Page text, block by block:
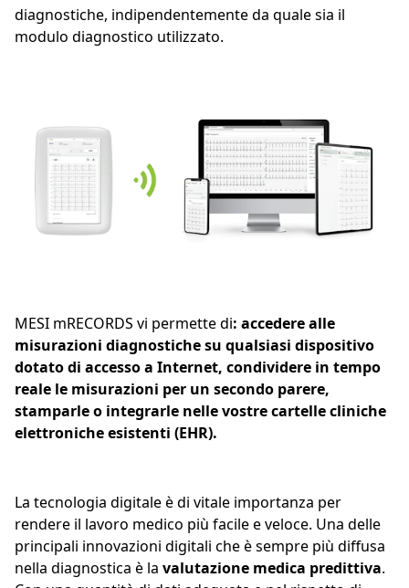
diagnostiche, indipendentemente da quale sia il
modulo diagnostico utilizzato.
MESI mRECORDS vi permette di: accedere alle
misurazioni diagnostiche su qualsiasi dispositivo
dotato di accesso a Internet, condividere in tempo
reale le misurazioni per un secondo parere,
stamparle o integrarle nelle vostre cartelle cliniche
elettroniche esistenti (EHR).
La tecnologia digitale è di vitale importanza per
rendere il lavoro medico più facile e veloce. Una delle
principali innovazioni digitali che è sempre più diffusa
nella diagnostica è la valutazione medica predittiva.